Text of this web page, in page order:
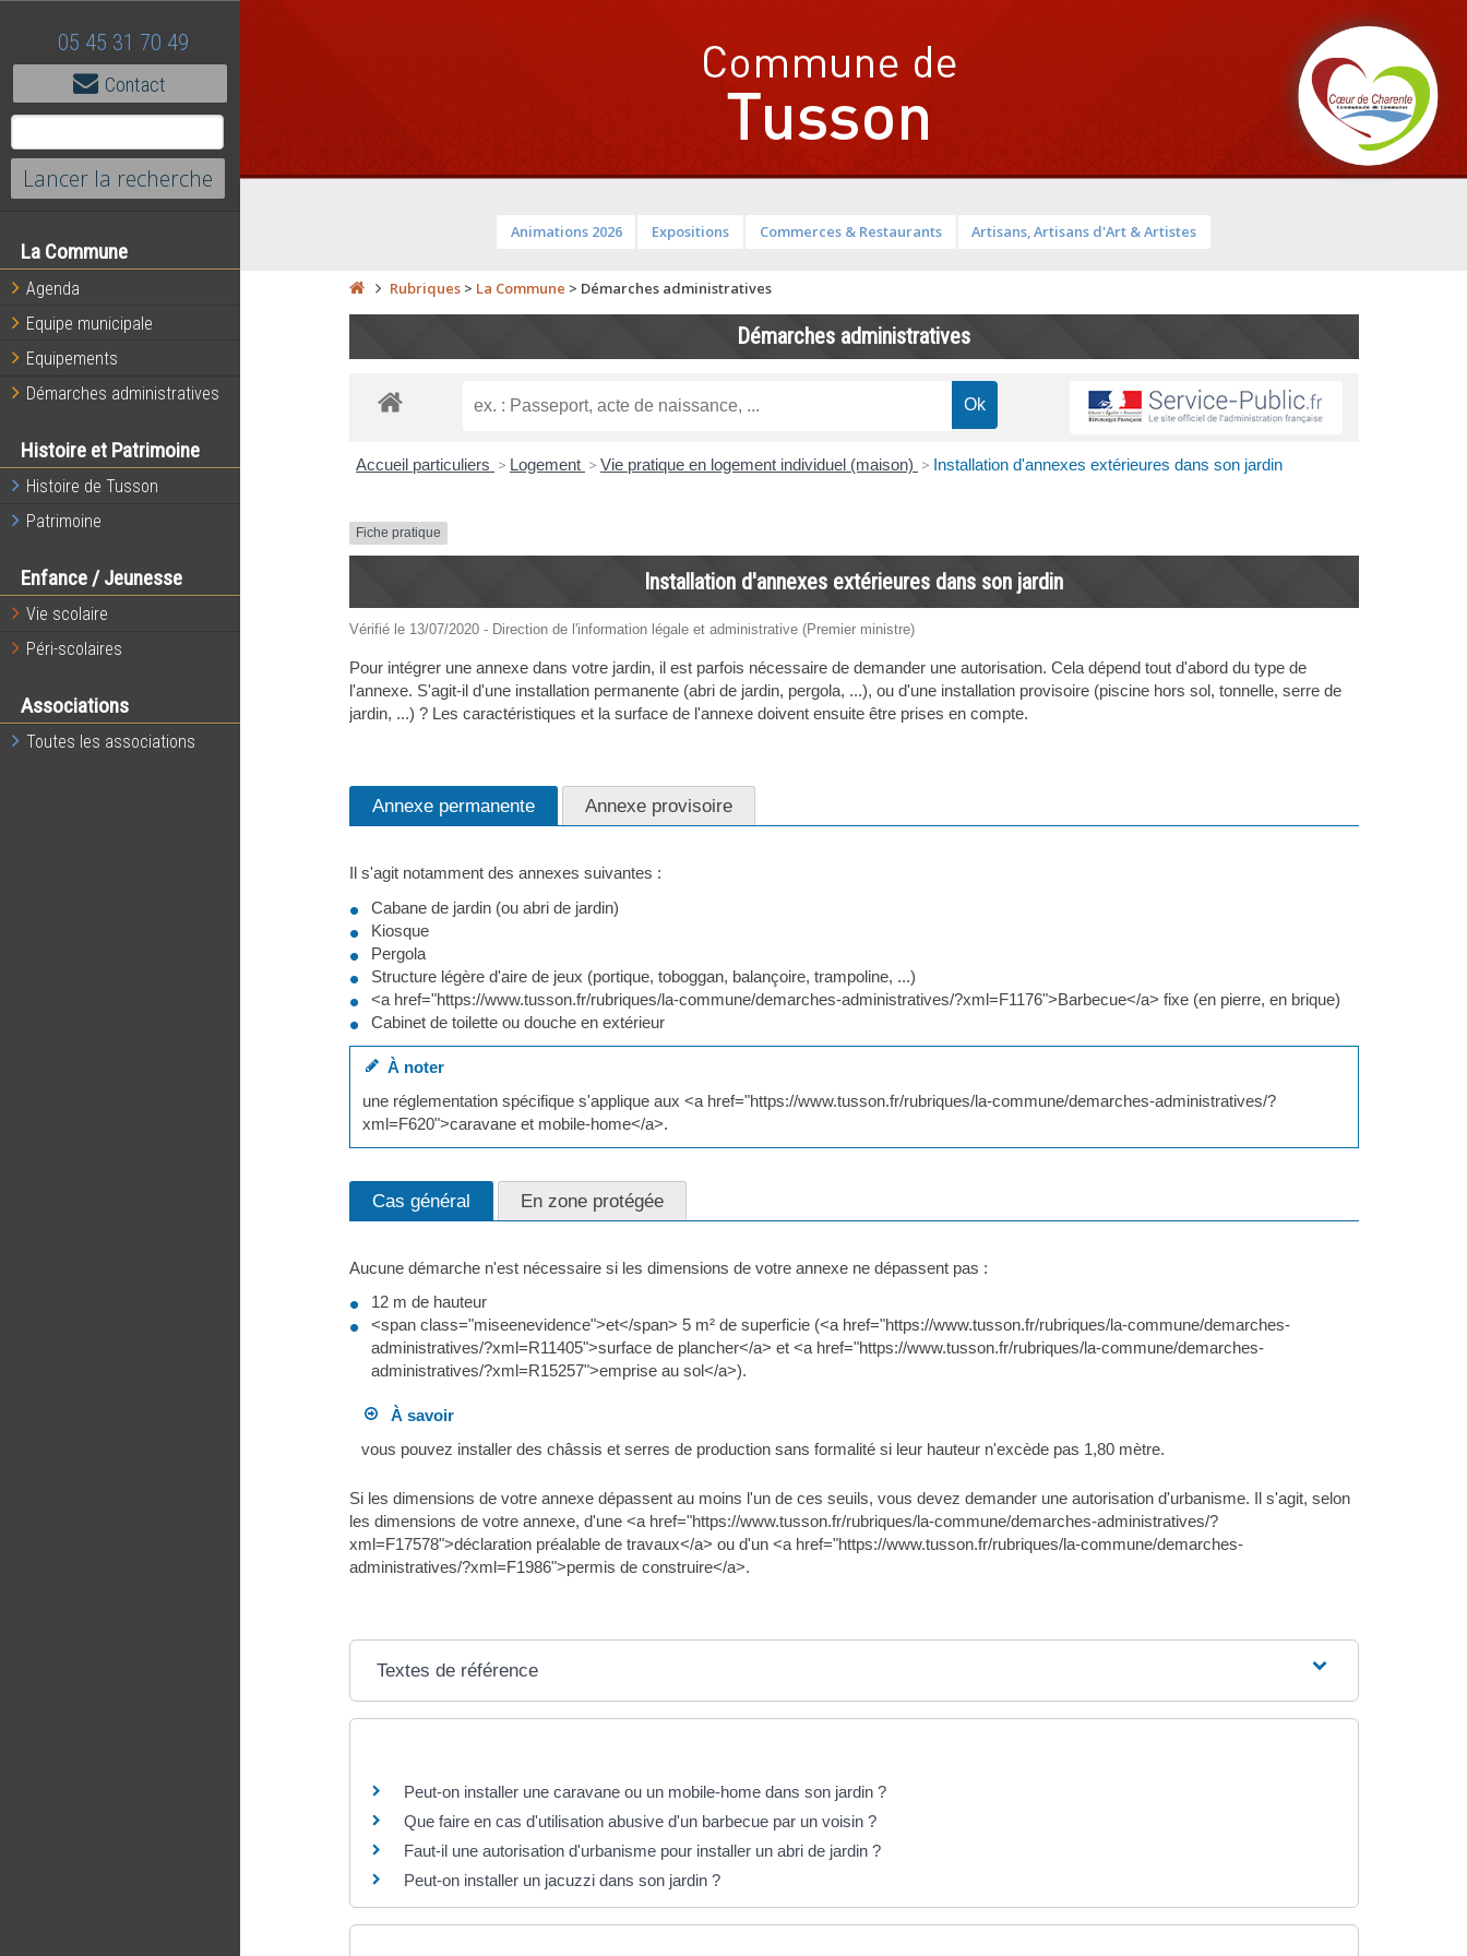
05 45 31 70 49
Contact
La Commune
Agenda
Equipe municipale
Equipements
Démarches administratives
Histoire et Patrimoine
Histoire de Tusson
Patrimoine
Enfance / Jeunesse
Vie scolaire
Péri-scolaires
Associations
Toutes les associations
Animations 2026 Expositions Commerces & Restaurants Artisans, Artisans d'Art & Artistes
Rubriques> La Commune > Démarches administratives
Démarches administratives
Accueil particuliers > Logement > Vie pratique en logement individuel (maison) > Installation d'annexes extérieures dans son jardin
Fiche pratique
Installation d'annexes extérieures dans son jardin
Vérifié le 13/07/2020 - Direction de l'information légale et administrative (Premier ministre)
Pour intégrer une annexe dans votre jardin, il est parfois nécessaire de demander une autorisation. Cela dépend tout d'abord du type de
l'annexe. S'agit-il d'une installation permanente (abri de jardin, pergola, ...), ou d'une installation provisoire (piscine hors sol, tonnelle, serre de
jardin, ...) ? Les caractéristiques et la surface de l'annexe doivent ensuite être prises en compte.
Annexe permanente Annexe provisoire
Il s'agit notamment des annexes suivantes :
Cabane de jardin (ou abri de jardin)
Kiosque
Pergola
Structure légère d'aire de jeux (portique, toboggan, balançoire, trampoline, ...)
<a href="https://www.tusson.fr/rubriques/la-commune/demarches-administratives/?xml=F1176">Barbecue</a> fixe (en pierre, en brique)
Cabinet de toilette ou douche en extérieur
À noter
une réglementation spécifique s'applique aux <a href="https://www.tusson.fr/rubriques/la-commune/demarches-administratives/?
xml=F620">caravane et mobile-home</a>.
Cas général En zone protégée
Aucune démarche n'est nécessaire si les dimensions de votre annexe ne dépassent pas :
12 m de hauteur
<span class="miseenevidence">et</span> 5 m² de superficie (<a href="https://www.tusson.fr/rubriques/la-commune/demarches-
administratives/?xml=R11405">surface de plancher</a> et <a href="https://www.tusson.fr/rubriques/la-commune/demarches-
administratives/?xml=R15257">emprise au sol</a>).
À savoir
vous pouvez installer des châssis et serres de production sans formalité si leur hauteur n'excède pas 1,80 mètre.
Si les dimensions de votre annexe dépassent au moins l'un de ces seuils, vous devez demander une autorisation d'urbanisme. Il s'agit, selon
les dimensions de votre annexe, d'une <a href="https://www.tusson.fr/rubriques/la-commune/demarches-administratives/?
xml=F17578">déclaration préalable de travaux</a> ou d'un <a href="https://www.tusson.fr/rubriques/la-commune/demarches-
administratives/?xml=F1986">permis de construire</a>.
Textes de référence
Peut-on installer une caravane ou un mobile-home dans son jardin ?
Que faire en cas d'utilisation abusive d'un barbecue par un voisin ?
Faut-il une autorisation d'urbanisme pour installer un abri de jardin ?
Peut-on installer un jacuzzi dans son jardin ?